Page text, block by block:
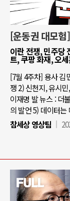
[운동권 대모
이란 전쟁, 민주당
트, 쿠팡 화재, 오
[7월 4주차] 용사 김
쟁 2) 신천지, 유시
이재명 발 뉴스 : 더
의 발언 5) 데이터는
참세상 영상팀